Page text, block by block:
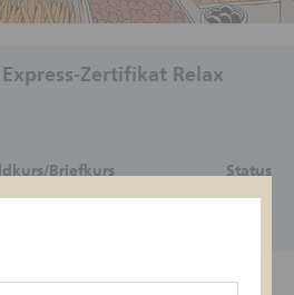
Zertifikat Relax
Briefkurs
EUR / 1.068,81 EUR
Status
aktiv